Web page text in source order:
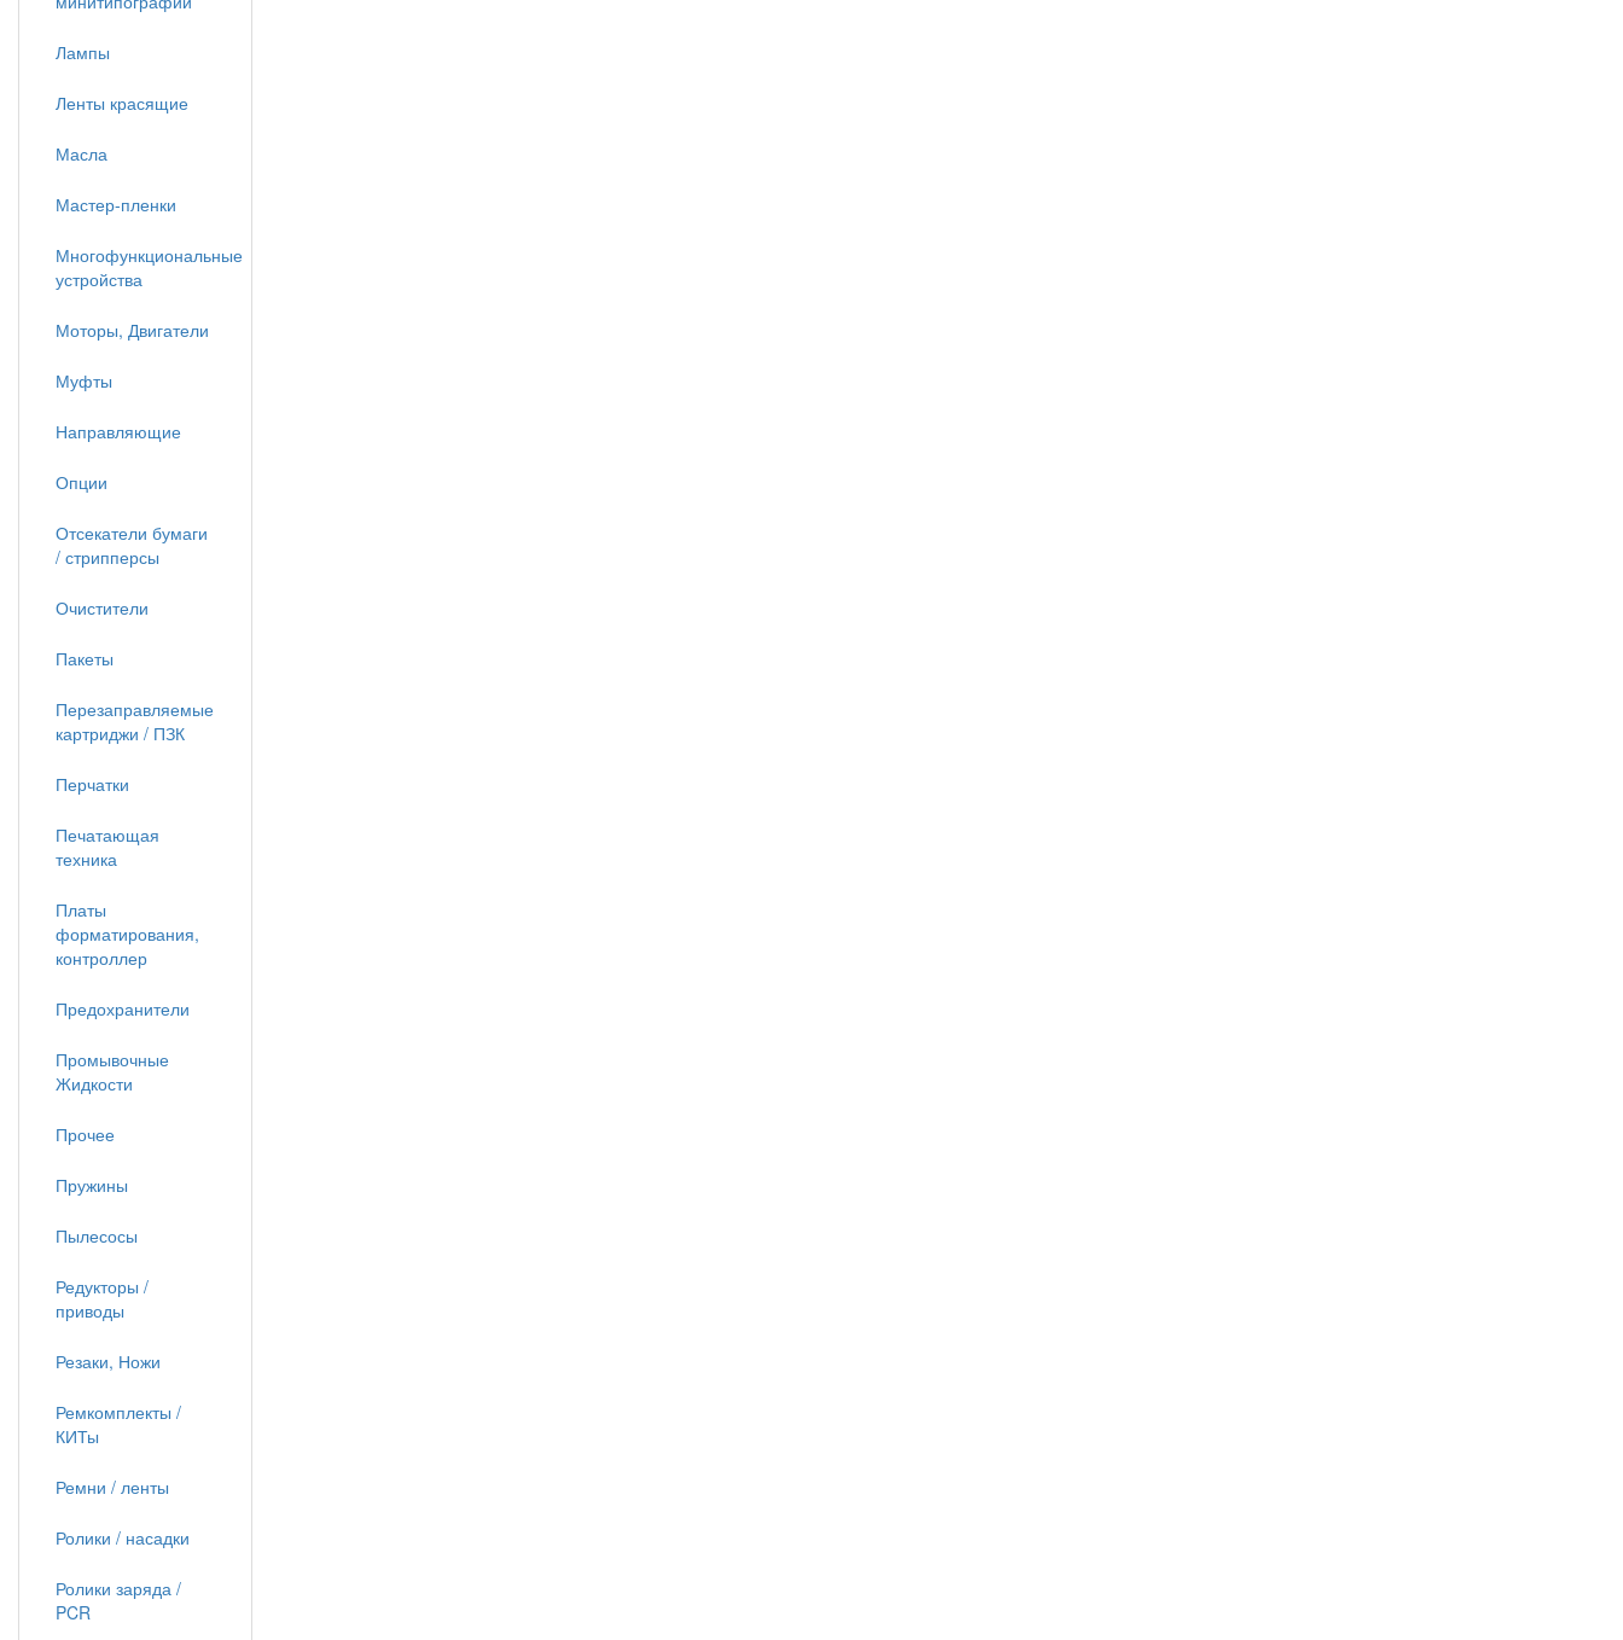
Лампы
Ленты красящие
Масла
Мастер-пленки
Многофункциональные
устройства
Моторы, Двигатели
Муфты
Направляющие
Опции
Отсекатели бумаги
/ стрипперсы
Очистители
Пакеты
Перезаправляемые
картриджи / ПЗК
Перчатки
Печатающая
техника
Платы
форматирования,
контроллер
Предохранители
Промывочные
Жидкости
Прочее
Пружины
Пылесосы
Редукторы /
приводы
Резаки, Ножи
Ремкомплекты /
КИТы
Ремни / ленты
Ролики / насадки
Ролики заряда /
PCR